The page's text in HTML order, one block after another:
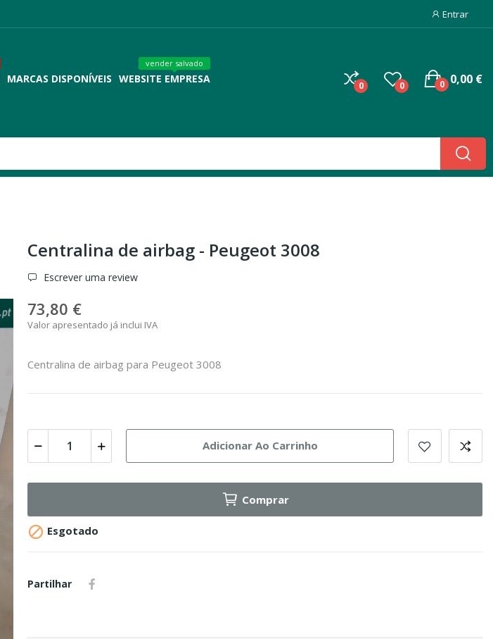
Entrar
MARCAS DISPONÍVEIS WEBSITE EMPRESA
vender salvado
0 0 0,00 €
0
Centralina de airbag - Peugeot 3008
Escrever uma review
73,80 €
Valor apresentado já inclui IVA
Centralina de airbag para Peugeot 3008
Adicionar Ao Carrinho
Comprar
 Esgotado
Partilhar